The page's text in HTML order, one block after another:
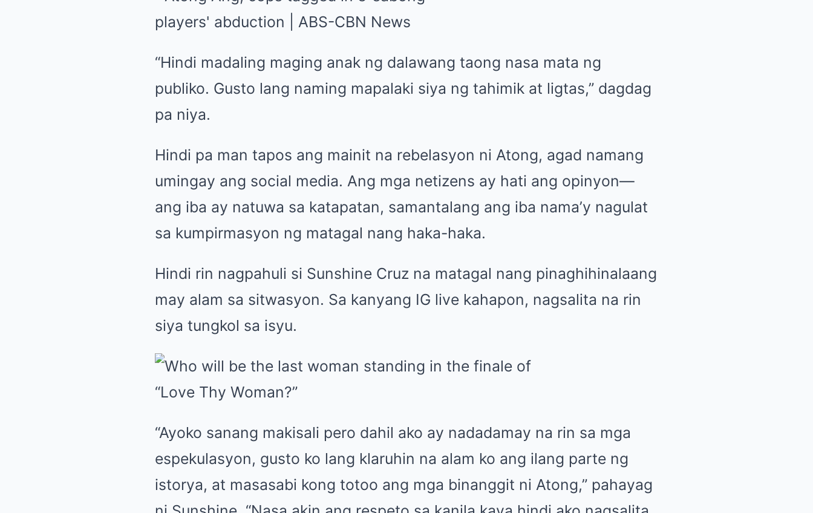
“Hindi madaling maging anak ng dalawang taong nasa mata ng
publiko. Gusto lang naming mapalaki siya ng tahimik at ligtas,” dagdag
pa niya.
Hindi pa man tapos ang mainit na rebelasyon ni Atong, agad namang
umingay ang social media. Ang mga netizens ay hati ang opinyon—
ang iba ay natuwa sa katapatan, samantalang ang iba nama’y nagulat
sa kumpirmasyon ng matagal nang haka-haka.
Hindi rin nagpahuli si Sunshine Cruz na matagal nang pinaghihinalaang
may alam sa sitwasyon. Sa kanyang IG live kahapon, nagsalita na rin
siya tungkol sa isyu.
“Ayoko sanang makisali pero dahil ako ay nadadamay na rin sa mga
espekulasyon, gusto ko lang klaruhin na alam ko ang ilang parte ng
istorya, at masasabi kong totoo ang mga binanggit ni Atong,” pahayag